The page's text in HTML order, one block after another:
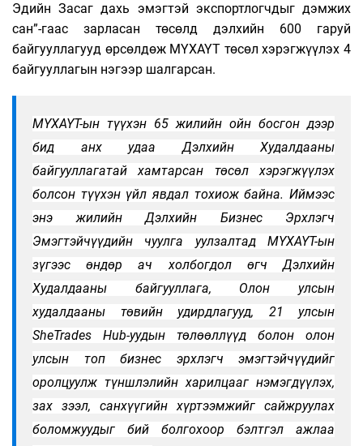
Эдийн Засаг дахь эмэгтэй экспортлогчдыг дэмжих
сан”-гаас зарласан төсөлд дэлхийн 600 гаруй
байгууллагууд өрсөлдөж МҮХАҮТ төсөл хэрэгжүүлэх 4
байгууллагын нэгээр шалгарсан.
МҮХАҮТ-ын түүхэн 65 жилийн ойн босгон дээр
бид анх удаа Дэлхийн Худалдааны
байгууллагатай хамтарсан төсөл хэрэгжүүлэх
болсон түүхэн үйл явдал тохиож байна. Иймээс
энэ жилийн Дэлхийн Бизнес Эрхлэгч
Эмэгтэйчүүдийн чуулга уулзалтад МҮХАҮТ-ын
зүгээс өндөр ач холбогдол өгч Дэлхийн
Худалдааны байгууллага, Олон улсын
худалдааны төвийн удирдлагууд, 21 улсын
SheTrades Hub-уудын төлөөллүүд болон олон
улсын топ бизнес эрхлэгч эмэгтэйчүүдийг
оролцуулж түншлэлийн харилцааг нэмэгдүүлэх,
зах зээл, санхүүгийн хүртээмжийг сайжруулах
боломжуудыг бий болгохоор бэлтгэл ажлаа